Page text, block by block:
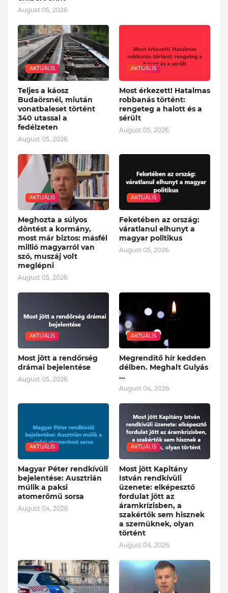
August 05, 2026
AKTUÁLIS
Teljes a káosz
Budaörsnél, miután
vonatbaleset történt
340 utassal a
fedélzeten
August 05, 2026
AKTUÁLIS
Most érkezett! Hatalmas
robbanás történt:
rengeteg a halott és a
sérült
August 05, 2026
AKTUÁLIS
Meghozta a súlyos
döntést a kormány,
most már biztos: másfél
millió magyarról van
szó, muszáj volt
meglépni
August 05, 2026
AKTUÁLIS
Feketében az ország:
váratlanul elhunyt a
magyar politikus
August 05, 2026
AKTUÁLIS
Most jött a rendőrség
drámai bejelentése
August 05, 2026
AKTUÁLIS
Megrendítő hír kedden
délben. Meghalt Gulyás
...
August 04, 2026
AKTUÁLIS
Magyar Péter rendkívüli
bejelentése: Ausztrián
múlik a paksi
atomerőmű sorsa
August 04, 2026
AKTUÁLIS
Most jött Kapitány
István rendkívüli
üzenete: elképesztő
fordulat jött az
áramkrízisben, a
szakértők sem hisznek
a szemüknek, olyan
történt
August 04, 2026